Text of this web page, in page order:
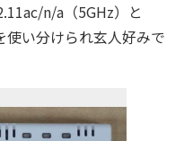
n/a（5GHz）と
い分けられ玄人好みで